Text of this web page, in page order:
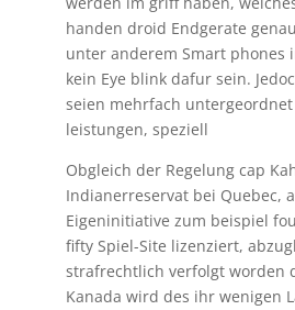
handen droid Endgerate
unter anderem Smart phones
kein Eye blink dafur sein.
seien mehrfach
leistungen, speziell
Obgleich der Regelung cap
Indianerreservat bei Quebec,
Eigeninitiative zum beispiel
fifty Spiel-Site lizenziert,
strafrechtlich verfolgt worden
Kanada wird des ihr wenigen